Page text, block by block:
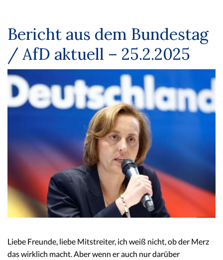
Bericht aus dem Bundestag
/ AfD aktuell – 25.2.2025
Liebe Freunde, liebe Mitstreiter, ich weiß nicht, ob der Merz
das wirklich macht. Aber wenn er auch nur darüber